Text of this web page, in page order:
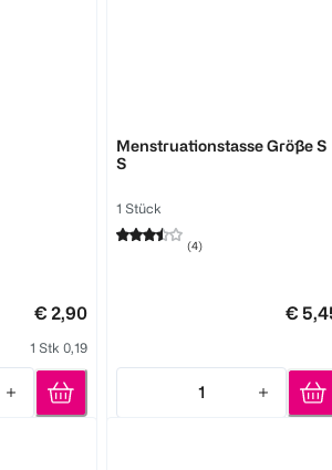
€ 2,90
1 Stk 0,19
Menstruationstasse Größe S
S
1 Stück
(4)
€
1
Quantity: 1